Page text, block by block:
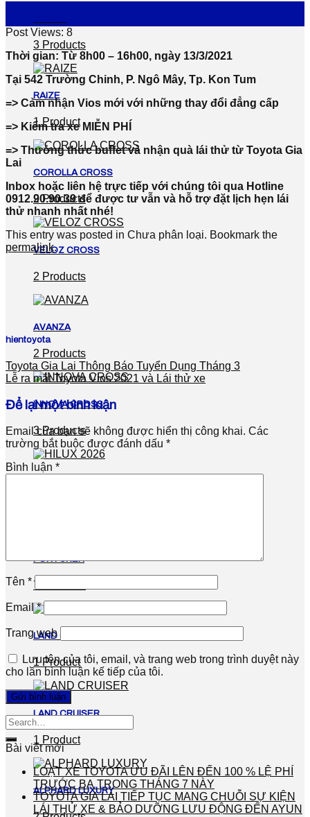
3 Products
RAIZE
1 Product
COROLLA CROSS
2 Products
VELOZ CROSS
2 Products
AVANZA
2 Products
INNOVA CROSS
3 Products
FORTUNER
7 Products
LAND CRUISER PRADO
1 Product
LAND CRUISER
1 Product
ALPHARD LUXURY
Post Views: 8
Thời gian: Từ 8h00 – 16h00, ngày 13/3/2021
Tại 542 Trường Chinh, P. Ngô Mây, Tp. Kon Tum
=> Cảm nhận Vios mới với những thay đổi đẳng cấp
=> Kiểm tra xe MIỄN PHÍ
=> Thưởng thức buffet và nhận quà lái thử từ Toyota Gia
Lai
Inbox hoặc liên hệ trực tiếp với chúng tôi qua Hotline
0912.90.90.39 để được tư vẫn và hỗ trợ đặt lịch hẹn lái
thử nhanh nhất nhé!
This entry was posted in Chưa phân loại. Bookmark the
permalink.
hientoyota
Toyota Gia Lai Thông Báo Tuyển Dụng Tháng 3
Lễ ra mắt Toyota Vios 2021 và Lái thử xe
Để lại một bình luận
Email của bạn sẽ không được hiển thị công khai. Các
trường bắt buộc được đánh dấu *
Bình luận *
Tên *
Email*
Trang web
Lưu tên của tôi, email, và trang web trong trình duyệt này
cho lần bình luận kế tiếp của tôi.
Bài viết mới
LOẠT XE TOYOTA ƯU ĐÃI LÊN ĐẾN 100 % LỆ PHÍ
TRƯỚC BẠ TRONG THÁNG 7 NÀY
TOYOTA GIA LAI TIẾP TỤC MANG CHUỖI SỰ KIỆN
LÁI THỬ XE & BẢO DƯỠNG LƯU ĐỘNG ĐẾN AYUN